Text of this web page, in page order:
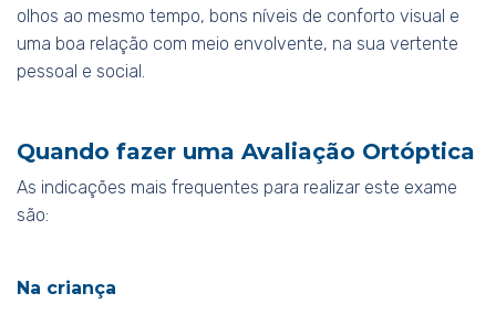
olhos ao mesmo tempo, bons níveis de conforto visual e
uma boa relação com meio envolvente, na sua vertente
pessoal e social.
Quando fazer uma Avaliação Ortóptica
As indicações mais frequentes para realizar este exame
são:
Na criança